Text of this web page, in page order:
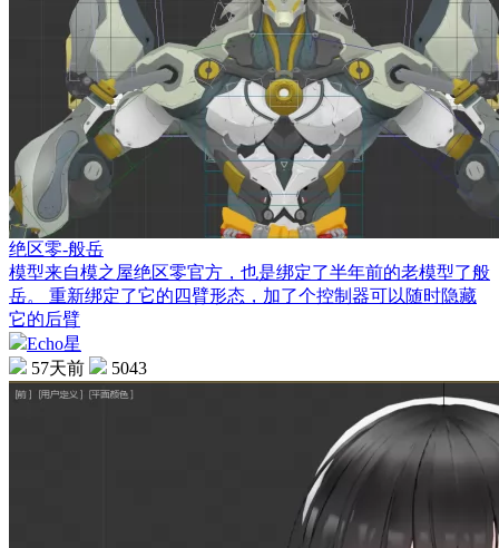
绝区零-般岳
模型来自模之屋绝区零官方，也是绑定了半年前的老模型了般
岳。 重新绑定了它的四臂形态，加了个控制器可以随时隐藏
它的后臂
Echo星
57天前
5043